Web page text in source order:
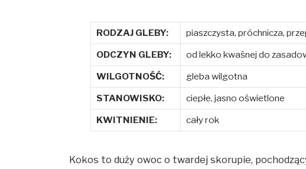
RODZAJ GLEBY:
piaszczysta, próchnicza,
ODCZYN GLEBY:
od lekko kwaśnej do
WILGOTNOŚĆ:
gleba wilgotna
STANOWISKO:
ciepłe, jasno oświetlone
KWITNIENIE:
cały rok
Kokos to duży owoc o twardej skorupie,